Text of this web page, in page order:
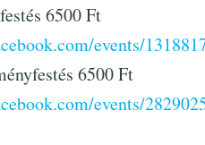
6500 Ft
events/
6500 Ft
events/